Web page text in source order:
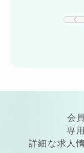
会
専
詳細 な求人